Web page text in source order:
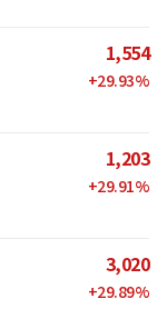
1,554
+29.93%
1,203
+29.91%
3,020
+29.89%